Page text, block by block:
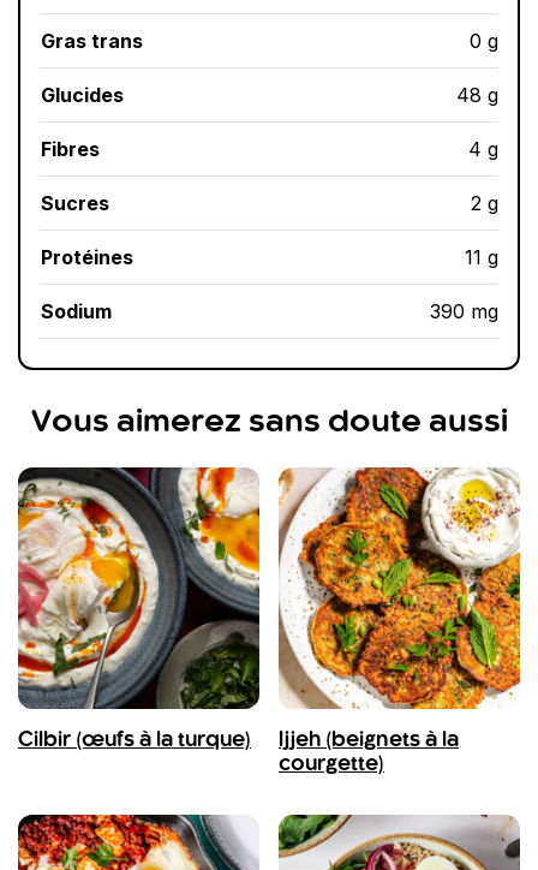
Gras trans 0 g
Glucides 48 g
Fibres 4 g
Sucres 2 g
Protéines 11 g
Sodium 390 mg
Vous aimerez sans doute aussi
Cilbir (œufs à la turque)
Ijjeh (beignets à la
courgette)